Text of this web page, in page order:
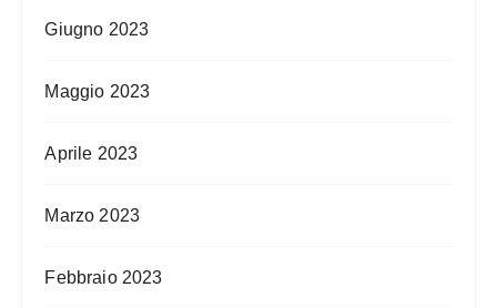
Giugno 2023
Maggio 2023
Aprile 2023
Marzo 2023
Febbraio 2023